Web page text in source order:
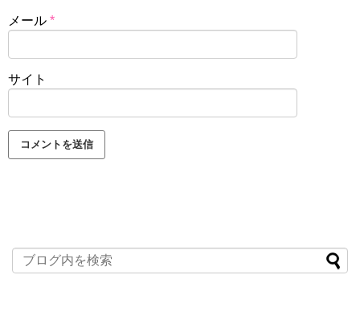
メール *
サイト